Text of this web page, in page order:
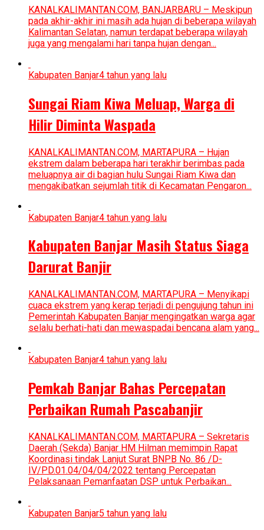
KANALKALIMANTAN.COM, BANJARBARU – Meskipun
pada akhir-akhir ini masih ada hujan di beberapa wilayah
Kalimantan Selatan, namun terdapat beberapa wilayah
juga yang mengalami hari tanpa hujan dengan...
Kabupaten Banjar4 tahun yang lalu
Sungai Riam Kiwa Meluap, Warga di
Hilir Diminta Waspada
KANALKALIMANTAN.COM, MARTAPURA – Hujan
ekstrem dalam beberapa hari terakhir berimbas pada
meluapnya air di bagian hulu Sungai Riam Kiwa dan
mengakibatkan sejumlah titik di Kecamatan Pengaron...
Kabupaten Banjar4 tahun yang lalu
Kabupaten Banjar Masih Status Siaga
Darurat Banjir
KANALKALIMANTAN.COM, MARTAPURA – Menyikapi
cuaca ekstrem yang kerap terjadi di pengujung tahun ini
Pemerintah Kabupaten Banjar mengingatkan warga agar
selalu berhati-hati dan mewaspadai bencana alam yang...
Kabupaten Banjar4 tahun yang lalu
Pemkab Banjar Bahas Percepatan
Perbaikan Rumah Pascabanjir
KANALKALIMANTAN.COM, MARTAPURA – Sekretaris
Daerah (Sekda) Banjar HM Hilman memimpin Rapat
Koordinasi tindak Lanjut Surat BNPB No. 86 /D-
IV/PD.01.04/04/04/2022 tentang Percepatan
Pelaksanaan Pemanfaatan DSP untuk Perbaikan...
Kabupaten Banjar5 tahun yang lalu